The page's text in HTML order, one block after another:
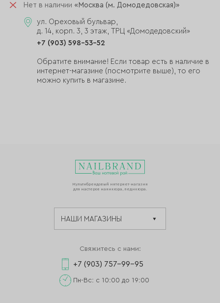
Нет в наличии «Москва (м. Домодедовская)»
ул. Ореховый бульвар,
д. 14, корп. 3, 3 этаж, ТРЦ «Домодедовский»
+7 (903) 598-53-52
Обратите внимание! Если товар есть в наличие в
интернет-магазине (посмотрите выше), то его
можно купить в магазине.
Мультибрендовый интернет-магазин
для мастеров маникюра, педикюра.
Свяжитесь с нами:
+7 (903) 757-99-95
Пн-Вс: с 10:00 до 19:00